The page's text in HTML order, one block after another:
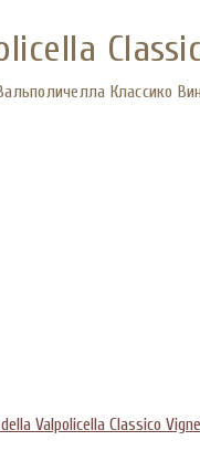
Классико